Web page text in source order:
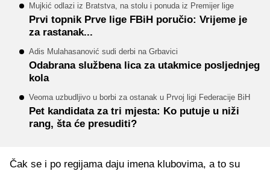
Mujkić odlazi iz Bratstva, na stolu i ponuda iz Premijer lige
Prvi topnik Prve lige FBiH poručio: Vrijeme je
za rastanak...
Adis Mulahasanović sudi derbi na Grbavici
Odabrana službena lica za utakmice posljednjeg
kola
Veoma uzbudljivo u borbi za ostanak u Prvoj ligi Federacije BiH
Pet kandidata za tri mjesta: Ko putuje u niži
rang, šta će presuditi?
Čak se i po regijama daju imena klubovima, a to su